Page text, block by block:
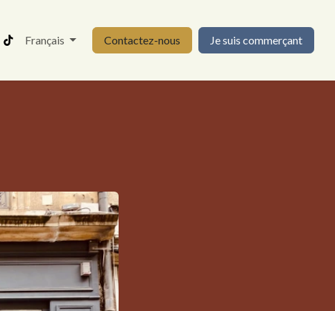
Français Contactez-nous Je suis commerçant